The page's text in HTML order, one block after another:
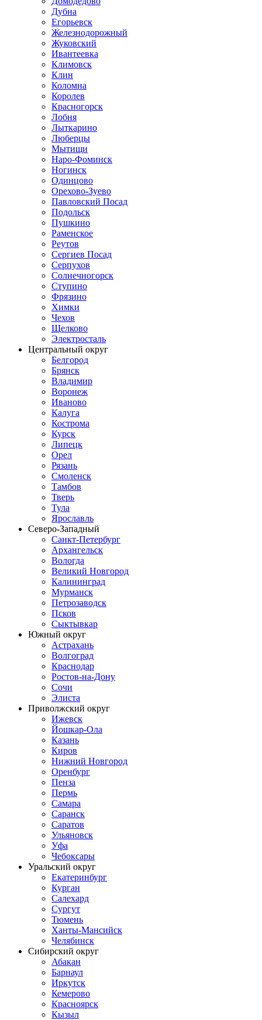
Дубна
Егорьевск
Железнодорожный
Жуковский
Ивантеевка
Климовск
Клин
Коломна
Королев
Красногорск
Лобня
Лыткарино
Люберцы
Мытищи
Наро-Фоминск
Ногинск
Одинцово
Орехово-Зуево
Павловский Посад
Подольск
Пушкино
Раменское
Реутов
Сергиев Посад
Серпухов
Солнечногорск
Ступино
Фрязино
Химки
Чехов
Щелково
Электросталь
Центральный округ
Белгород
Брянск
Владимир
Воронеж
Иваново
Калуга
Кострома
Курск
Липецк
Орел
Рязань
Смоленск
Тамбов
Тверь
Тула
Ярославль
Северо-Западный
Санкт-Петербург
Архангельск
Вологда
Великий Новгород
Калининград
Мурманск
Петрозаводск
Псков
Сыктывкар
Южный округ
Астрахань
Волгоград
Краснодар
Ростов-на-Дону
Сочи
Элиста
Приволжский округ
Ижевск
Йошкар-Ола
Казань
Киров
Нижний Новгород
Оренбург
Пенза
Пермь
Самара
Саранск
Саратов
Ульяновск
Уфа
Чебоксары
Уральский округ
Екатеринбург
Курган
Салехард
Сургут
Тюмень
Ханты-Мансийск
Челябинск
Сибирский округ
Абакан
Барнаул
Иркутск
Кемерово
Красноярск
Кызыл